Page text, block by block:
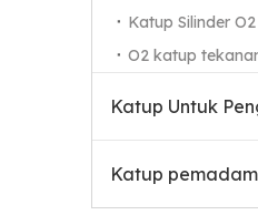
Katup Silinder
O2 katup
Katup